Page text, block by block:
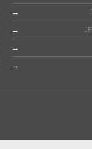
→
→
→
→